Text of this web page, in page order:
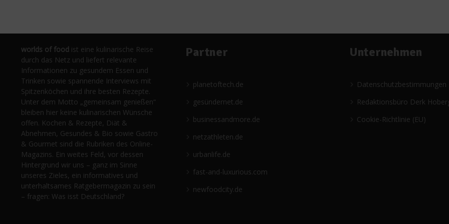
worlds of food ist eine kulinarische Reise
durch das Netz und liefert relevante
Informationen zu gesundem Essen und
Trinken sowie spannende Interviews mit
Spitzenköchen und ihre besten Rezepte.
Unter dem Motto „gemeinsam genießen“
bleiben hier keine kulinarischen Wünsche
offen. Kochen & Rezepte, Diät &
Abnehmen, Gesundes & Bio sowie Gastro
& Gourmet sind die Rubriken des Online-
Magazins. Ein weites Feld, vor dessen
Hintergrund wir uns – ganz im Sinne
unseres Zieles, ein informatives und
unterhaltsames Ratgebermagazin zu sein
– fragen: Was isst Deutschland?
Partner
planetoftech.de
gesündernet.de
businessandmore.de
netzathleten.de
urbanlife.de
fast-and-luxurious.com
newfoodcity.de
Unternehmen
Datenschutzbestimmungen
Redaktionsbüro Derk
Cookie-Richtlinie (EU)